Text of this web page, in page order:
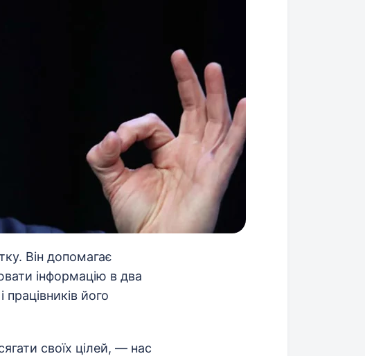
Він допомагає
інформацію в два
його
своїх цілей, — нас